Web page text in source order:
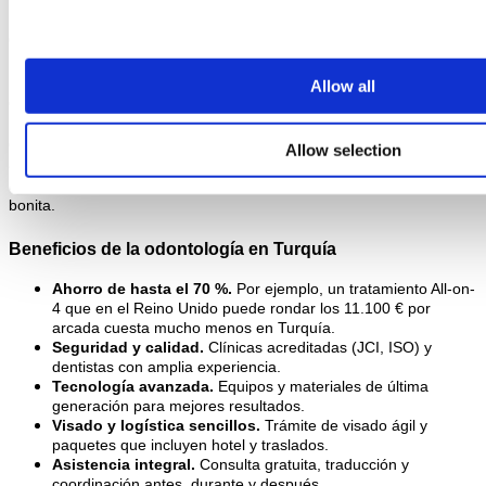
Allow all
Allow selection
Los tratamientos dentales se agrupan en dos grandes áreas. La
blanqueamiento o diseño de sonrisa. La odontología restauradora
devuelve la función y la estructura de los dientes dañados o
Muchos planes combinan ambas para lograr una sonrisa sana y
bonita.
Beneficios de la odontología en Turquía
Ahorro de hasta el 70 %. Por ejemplo, un tratamiento All-on-
4 que en el Reino Unido puede rondar los 11.100 € por
arcada cuesta mucho menos en Turquía.
Seguridad y calidad. Clínicas acreditadas (JCI, ISO) y
dentistas con amplia experiencia.
Tecnología avanzada. Equipos y materiales de última
generación para mejores resultados.
Visado y logística sencillos. Trámite de visado ágil y
paquetes que incluyen hotel y traslados.
Asistencia integral. Consulta gratuita, traducción y